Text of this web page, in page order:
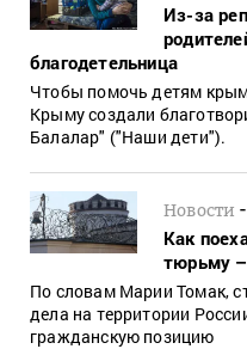
Из-за
благодетельница
Чтобы помочь детям
Крыму создали
Балалар" ("Наши дети").
Новости
Как
тюрьму
По словам Марии Томак,
дела на территории
гражданскую позицию